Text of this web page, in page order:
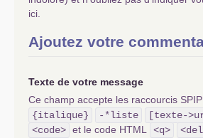
ici.
Ajoutez votre
Texte de votre message
Ce champ accepte les raccourcis SPIP
{italique}
-*liste [texte-
<code> et le code HTML <q>